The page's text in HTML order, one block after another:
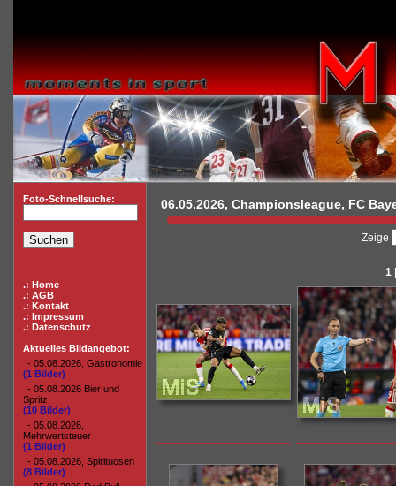
Foto-Schnellsuche:
.: Home
.: AGB
.: Kontakt
.: Impressum
.: Datenschutz
Aktuelles Bildangebot:
- 05.08.2026, Gastronomie
(1 Bilder)
- 05.08.2026 Bier und
Spritz
(10 Bilder)
- 05.08.2026,
Mehrwertsteuer
(1 Bilder)
- 05.08.2026, Spirituosen
(8 Bilder)
06.05.2026, Championsleague, FC
Zeige
1